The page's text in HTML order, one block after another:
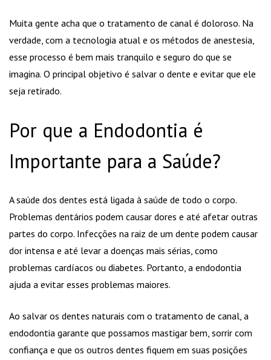
Muita gente acha que o tratamento de canal é doloroso. Na
verdade, com a tecnologia atual e os métodos de anestesia,
esse processo é bem mais tranquilo e seguro do que se
imagina. O principal objetivo é salvar o dente e evitar que ele
seja retirado.
Por que a Endodontia é
Importante para a Saúde?
A saúde dos dentes está ligada à saúde de todo o corpo.
Problemas dentários podem causar dores e até afetar outras
partes do corpo. Infecções na raiz de um dente podem causar
dor intensa e até levar a doenças mais sérias, como
problemas cardíacos ou diabetes. Portanto, a endodontia
ajuda a evitar esses problemas maiores.
Ao salvar os dentes naturais com o tratamento de canal, a
endodontia garante que possamos mastigar bem, sorrir com
confiança e que os outros dentes fiquem em suas posições